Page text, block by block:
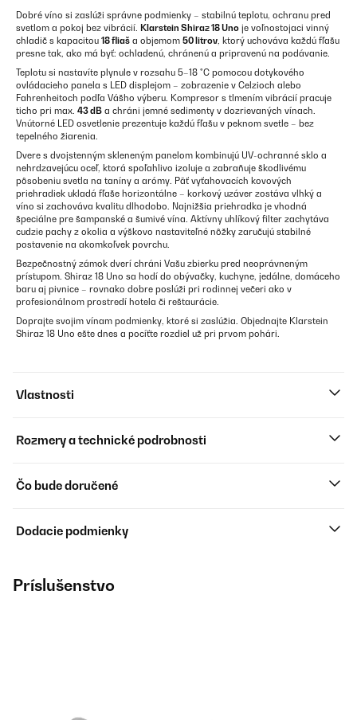
Dobré víno si zaslúži správne podmienky – stabilnú teplotu, ochranu pred
svetlom a pokoj bez vibrácií. Klarstein Shiraz 18 Uno je voľnostojaci vinný
chladič s kapacitou 18 fliaš a objemom 50 litrov, ktorý uchováva každú fľašu
presne tak, ako má byť: ochladenú, chránenú a pripravenú na podávanie.
Teplotu si nastavíte plynule v rozsahu 5–18 °C pomocou dotykového
ovládacieho panela s LED displejom – zobrazenie v Celzioch alebo
Fahrenheitoch podľa Vášho výberu. Kompresor s tlmením vibrácií pracuje
ticho pri max. 43 dB a chráni jemné sedimenty v dozrievaných vínach.
Vnútorné LED osvetlenie prezentuje každú fľašu v peknom svetle – bez
tepelného žiarenia.
Dvere s dvojstenným skleneným panelom kombinujú UV-ochranné sklo a
nehrdzavejúcu oceľ, ktorá spoľahlivo izoluje a zabraňuje škodlivému
pôsobeniu svetla na taníny a arómy. Päť vyťahovacích kovových
priehradiek ukladá fľaše horizontálne – korkový uzáver zostáva vlhký a
víno si zachováva kvalitu dlhodobo. Najnižšia priehradka je vhodná
špeciálne pre šampanské a šumivé vína. Aktívny uhlíkový filter zachytáva
cudzie pachy z okolia a výškovo nastaviteľné nôžky zaručujú stabilné
postavenie na akomkoľvek povrchu.
Bezpečnostný zámok dverí chráni Vašu zbierku pred neoprávneným
prístupom. Shiraz 18 Uno sa hodí do obývačky, kuchyne, jedálne, domáceho
baru aj pivnice – rovnako dobre poslúži pri rodinnej večeri ako v
profesionálnom prostredí hotela či reštaurácie.
Doprajte svojim vínam podmienky, ktoré si zaslúžia. Objednajte Klarstein
Shiraz 18 Uno ešte dnes a pocíťte rozdiel už pri prvom pohári.
Vlastnosti
Rozmery a technické podrobnosti
Čo bude doručené
Dodacie podmienky
Príslušenstvo